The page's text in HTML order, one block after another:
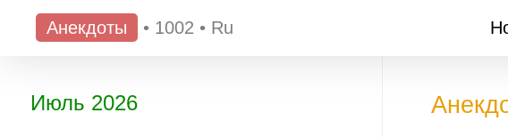
Анекдоты • 1002 • Ru
Июль 2026